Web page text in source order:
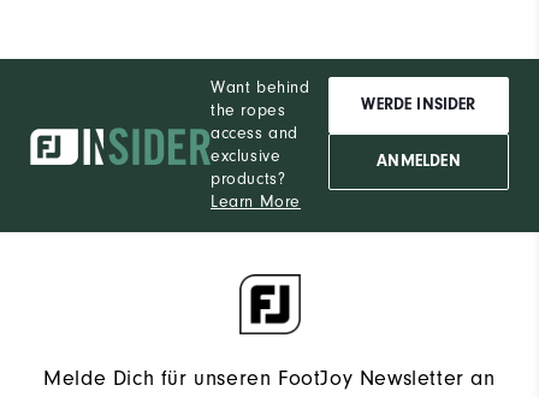
Want behind
the ropes
access and
exclusive
products?
Learn More
WERDE INSIDER
ANMELDEN
Melde Dich für unseren FootJoy Newsletter an